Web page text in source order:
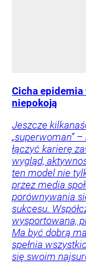
Cicha epidemia
niepokoją
Jeszcze
„superwoman”
łączyć karierę
wygląd,
ten model nie
przez media
porównywania
sukcesu.
wysportowana,
Ma być dobrą
spełnia
się swoim